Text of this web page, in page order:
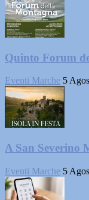
Quinto Forum
Eventi Marche 5
A San Severino
Eventi Marche 5